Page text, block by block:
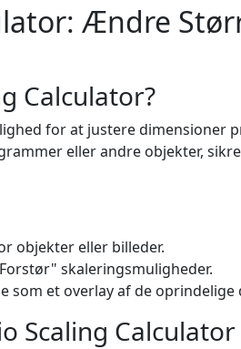
Ændre
Calculator?
for at justere dimensioner
eller andre objekter,
objekter eller billeder.
skaleringsmuligheder.
som et overlay af de oprindelige
Scaling Calculator